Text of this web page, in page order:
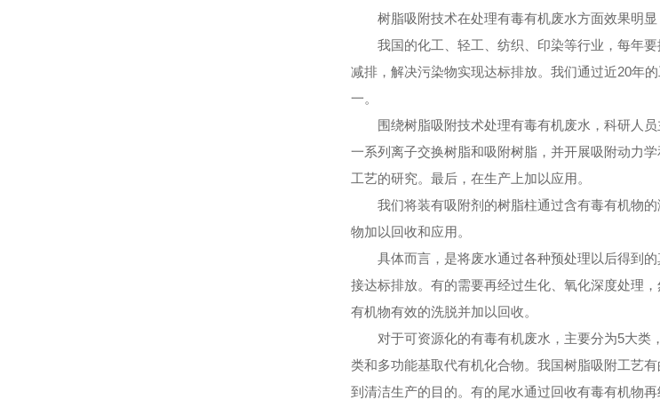
树脂吸附技术在处理有毒有机废水方面效果明
我国的化工、轻工、纺织、印染等行业，每年要
减排，解决污染物实现达标排放。我们通过近20年
一。
围绕树脂吸附技术处理有毒有机废水，科研人员
一系列离子交换树脂和吸附树脂，并开展吸附动力
工艺的研究。最后，在生产上加以应用。
我们将装有吸附剂的树脂柱通过含有毒有机物的
物加以回收和应用。
具体而言，是将废水通过各种预处理以后得到的
接达标排放。有的需要再经过生化、氧化深度处理
有机物有效的洗脱并加以回收。
对于可资源化的有毒有机废水，主要分为5大类
类和多功能基取代有机化合物。我国树脂吸附工艺
到清洁生产的目的。有的尾水通过回收有毒有机物再